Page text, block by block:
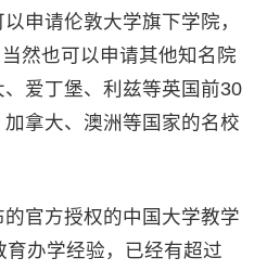
申请伦敦大学旗下学院，
然也可以申请其他知名院
爱丁堡、利兹等英国前30
拿大、澳洲等国家的名校
官方授权的中国大学教学
办学经验，已经有超过